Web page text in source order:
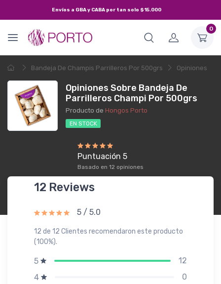
Envíos a GBA y CABA por tan solo $15.000
0
Bandeja De Champis Parrilleros Por 500grs Opiniones
Opiniones Sobre Bandeja De
Parrilleros Champi Por 500grs
Producto de Hongos Porto
EN STOCK
Puntuación 5
Basado en 12 opiniones
12 Reviews
5 / 5.0
12 de 12 Clientes recomendaron este producto
(100%).
5
12
4
0